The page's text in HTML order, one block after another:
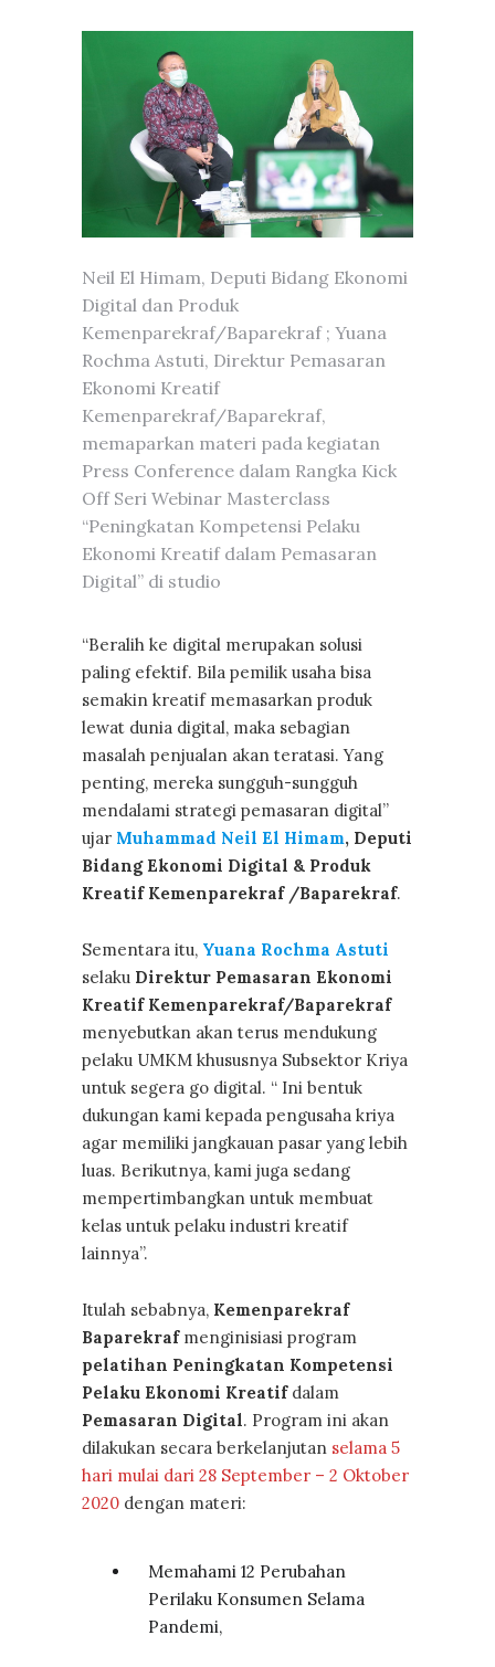
Neil El Himam, Deputi Bidang Ekonomi
Digital dan Produk
Kemenparekraf/Baparekraf ; Yuana
Rochma Astuti, Direktur Pemasaran
Ekonomi Kreatif
Kemenparekraf/Baparekraf,
memaparkan materi pada kegiatan
Press Conference dalam Rangka Kick
Off Seri Webinar Masterclass
“Peningkatan Kompetensi Pelaku
Ekonomi Kreatif dalam Pemasaran
Digital” di studio
“Beralih ke digital merupakan solusi
paling efektif. Bila pemilik usaha bisa
semakin kreatif memasarkan produk
lewat dunia digital, maka sebagian
masalah penjualan akan teratasi. Yang
penting, mereka sungguh-sungguh
mendalami strategi pemasaran digital”
ujar Muhammad Neil El Himam, Deputi
Bidang Ekonomi Digital & Produk
Kreatif Kemenparekraf /Baparekraf.
Sementara itu, Yuana Rochma Astuti
selaku Direktur Pemasaran Ekonomi
Kreatif Kemenparekraf/Baparekraf
menyebutkan akan terus mendukung
pelaku UMKM khususnya Subsektor Kriya
untuk segera go digital. “ Ini bentuk
dukungan kami kepada pengusaha kriya
agar memiliki jangkauan pasar yang lebih
luas. Berikutnya, kami juga sedang
mempertimbangkan untuk membuat
kelas untuk pelaku industri kreatif
lainnya”.
Itulah sebabnya, Kemenparekraf
Baparekraf menginisiasi program
pelatihan Peningkatan Kompetensi
Pelaku Ekonomi Kreatifdalam
Pemasaran Digital. Program ini akan
dilakukan secara berkelanjutan selama 5
hari mulai dari 28 September – 2 Oktober
2020 dengan materi:
Memahami 12 Perubahan
Perilaku Konsumen Selama
Pandemi,